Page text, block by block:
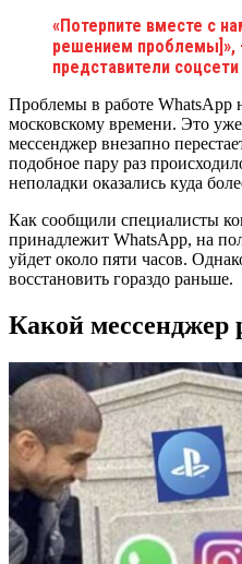
«Потерпите вместе с
решением проблемы]»,
представители
Проблемы в работе WhatsApp
московскому времени. Это
мессенджер внезапно
подобное пару раз
неполадки оказались куда
Как сообщили специалисты
принадлежит WhatsApp, на
уйдет около пяти часов.
восстановить гораздо раньше.
Какой мессенджер